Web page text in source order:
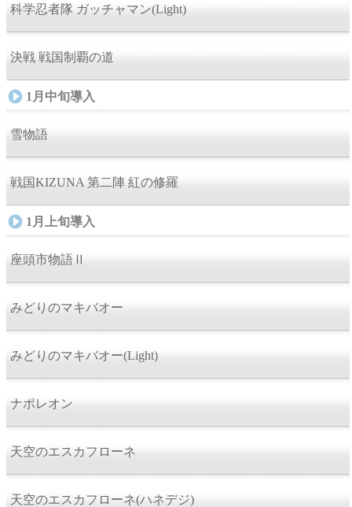
科学忍者隊 ガッチャマン(Light)
決戦 戦国制覇の道
1月中旬導入
雪物語
戦国KIZUNA 第二陣 紅の修羅
1月上旬導入
座頭市物語Ⅱ
みどりのマキバオー
みどりのマキバオー(Light)
ナポレオン
天空のエスカフローネ
天空のエスカフローネ(ハネデジ)